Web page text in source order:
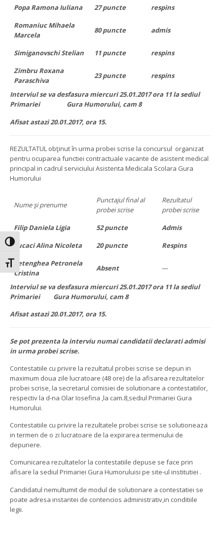
Toggle High Contrast
Toggle Font size
Popa Ramona Iuliana
27 puncte
respins
Romaniuc Mihaela
Marcela
80 puncte admis
Simiganovschi Stelian 11 puncte
respins
Zimbru Roxana
Paraschiva
23 puncte respins
Interviul se va desfasura miercuri 25.01.2017 ora 11 la sediul
Primariei Gura Humorului, cam 8
Afisat astazi 20.01.2017, ora 15.
REZULTATUL obţinut în urma probei scrise la concursul organizat
pentru ocuparea functiei contractuale vacante de asistent medical
principal in cadrul serviciului Asistenta Medicala Scolara Gura
Humorului
Nume şi prenume
Punctajul final al
probei scrise
Rezultatul
probei scrise
Filip Daniela Ligia
52 puncte
Admis
Lucaci Alina Nicoleta
20 puncte
Respins
Petenghea Petronela
Cristina
Absent —
Interviul se va desfasura miercuri 25.01.2017 ora 11 la sediul
Primariei Gura Humorului, cam 8
Afisat astazi 20.01.2017, ora 15.
Se pot prezenta la interviu numai candidatii declarati admisi
in urma probei scrise.
Contestatiile cu privire la rezultatul probei scrise se depun in
maximum doua zile lucratoare (48 ore) de la afisarea rezultatelor
probei scrise, la secretarul comisiei de solutionare a contestatiilor,
respectiv la d-na Olar Iosefina ,la cam.8,sediul Primariei Gura
Humorului.
Contestatiile cu privire la rezultatele probei scrise se solutioneaza
in termen de o zi lucratoare de la expirarea termenului de
depunere.
Comunicarea rezultatelor la contestatiile depuse se face prin
afisare la sediul Primariei Gura Humoruluisi pe site-ul institutiei .
Candidatul nemultumit de modul de solutionare a contestatiei se
poate adresa instantei de contencios administrativ,in conditiile
legii.